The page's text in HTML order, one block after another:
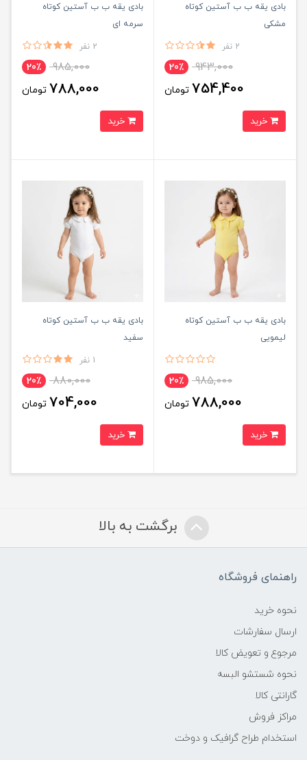
بادی یقه ب ب آستین کوتاه
مشکی
2 نفر
943,000 20٪
754,400 تومان
بادی یقه ب ب آستین کوتاه
سرمه ای
2 نفر
985,000 20٪
788,000 تومان
بادی یقه ب ب آستین کوتاه
لیمویی
985,000 20٪
788,000 تومان
بادی یقه ب ب آستین کوتاه
سفید
1 نفر
880,000 20٪
704,000 تومان
برگشت به بالا
راهنمای فروشگاه
نحوه خرید
ارسال سفارشات
مرجوع و تعویض کالا
نحوه شستشو البسه
گارانتی کالا
مراکز فروش
استخدام طراح گرافیک و دوخت